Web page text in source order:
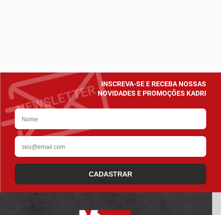
INSCREVA-SE E RECEBA NOSSAS
NOVIDADES E PROMOÇÕES KADRI
CADASTRAR